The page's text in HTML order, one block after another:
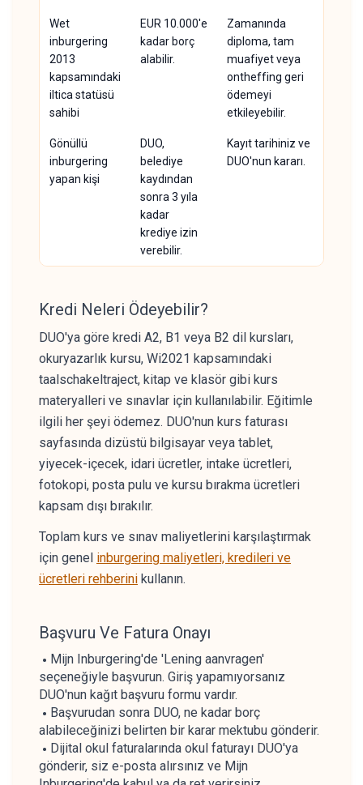
Wet
inburgering
2013
kapsamındaki
iltica statüsü
sahibi
EUR 10.000'e
kadar borç
alabilir.
Zamanında
diploma, tam
muafiyet veya
ontheffing geri
ödemeyi
etkileyebilir.
Gönüllü
inburgering
yapan kişi
DUO,
belediye
kaydından
sonra 3 yıla
kadar
krediye izin
verebilir.
Kayıt tarihiniz ve
DUO'nun kararı.
Kredi Neleri Ödeyebilir?
DUO'ya göre kredi A2, B1 veya B2 dil kursları,
okuryazarlık kursu, Wi2021 kapsamındaki
taalschakeltraject, kitap ve klasör gibi kurs
materyalleri ve sınavlar için kullanılabilir. Eğitimle
ilgili her şeyi ödemez. DUO'nun kurs faturası
sayfasında dizüstü bilgisayar veya tablet,
yiyecek-içecek, idari ücretler, intake ücretleri,
fotokopi, posta pulu ve kursu bırakma ücretleri
kapsam dışı bırakılır.
Toplam kurs ve sınav maliyetlerini karşılaştırmak
için genel inburgering maliyetleri, kredileri ve
ücretleri rehberini kullanın.
Başvuru Ve Fatura Onayı
Mijn Inburgering'de 'Lening aanvragen'
seçeneğiyle başvurun. Giriş yapamıyorsanız
DUO'nun kağıt başvuru formu vardır.
Başvurudan sonra DUO, ne kadar borç
alabileceğinizi belirten bir karar mektubu gönderir.
Dijital okul faturalarında okul faturayı DUO'ya
gönderir, siz e-posta alırsınız ve Mijn